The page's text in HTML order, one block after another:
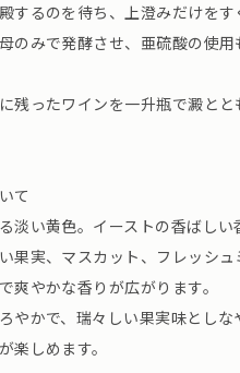
するのを待ち、上澄みだけをす
のみで発酵させ、亜硫酸の使
残ったワインを一升瓶で澱と
て
淡い黄色。イーストの香ばし
果実、マスカット、フレッシ
爽やかな香りが広がります。
やかで、瑞々しい果実味とし
楽しめます。